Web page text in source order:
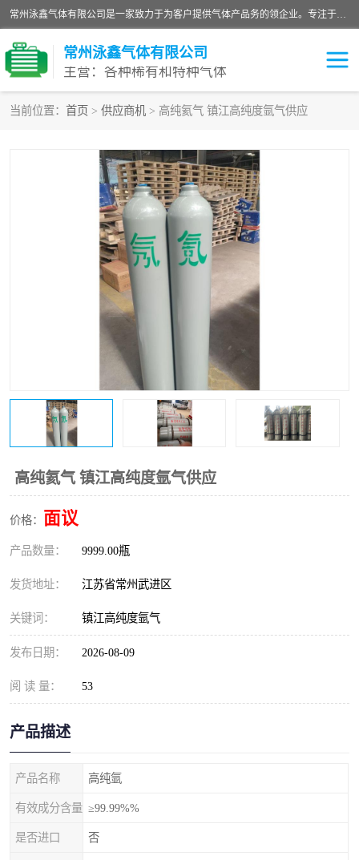
常州泳鑫气体有限公司是一家致力于为客户提供气体产品务的领企业。专注于环氧乙烷剂、环氧乙烷、高纯气体以及稀有和特种气体的研发、生产、销售和配送，产品广泛应用于医疗、电子、科研、化工、食品等多个领域。主要产品有：环氧乙烷灭菌剂，环氧乙烷，高纯氩，氮，氪，氙，氖，氘，笑，氦，氢，氧等各种稀有和特种气体。
常州泳鑫气体有限公司
主营：各种稀有和特种气体
当前位置： 首页 > 供应商机 > 高纯氦气 镇江高纯度氩气供应
高纯氦气 镇江高纯度氩气供应
价格： 面议
产品数量： 9999.00瓶
发货地址： 江苏省常州武进区
关键词： 镇江高纯度氩气
发布日期： 2026-08-09
阅 读 量： 53
产品描述
产品名称 高纯氩
有效成分含量 ≥99.99%%
是否进口 否
环氧乙烷灭菌剂 高纯氩气